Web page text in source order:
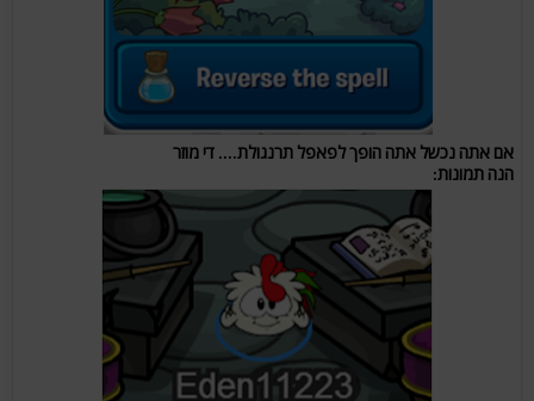
אם אתה נכשל אתה הופך לפאפל תרנגולת.... די מוזר
הנה תמונות: